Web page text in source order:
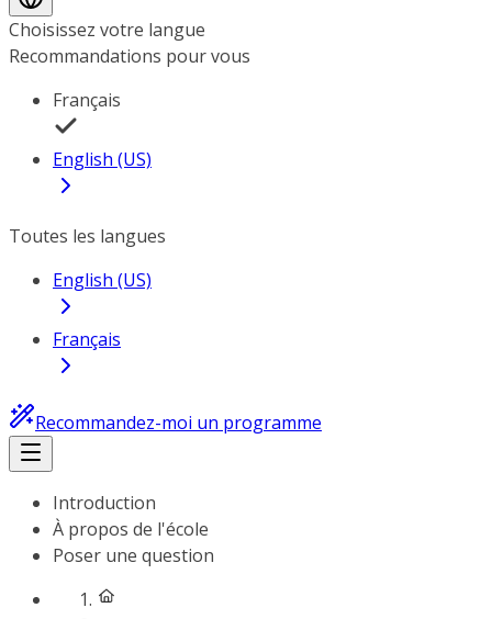
Choisissez votre langue
Recommandations pour vous
Français
English (US)
Toutes les langues
English (US)
Français
Recommandez-moi un programme
Introduction
À propos de l'école
Poser une question